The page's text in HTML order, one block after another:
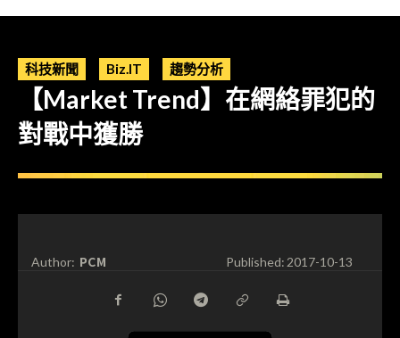
科技新聞 Biz.IT 趨勢分析
【Market Trend】在網絡罪犯的
對戰中獲勝
Author: PCM Published:2017-10-13